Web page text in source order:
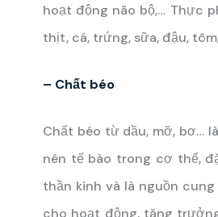
hoạt động não bộ,… Thực
thịt, cá, trứng, sữa, đậu,
– Chất béo
Chất béo từ dầu, mỡ, bơ…
nên tế bào trong cơ thể,
thần kinh và là nguồn
cho hoạt động, tăng